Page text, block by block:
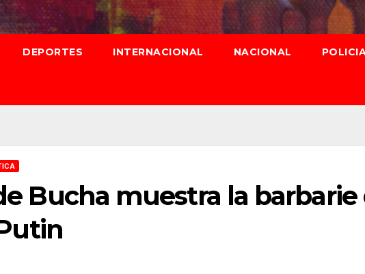
DEPORTES INTERNACIONAL NACIONAL
Bucha muestra la barbarie